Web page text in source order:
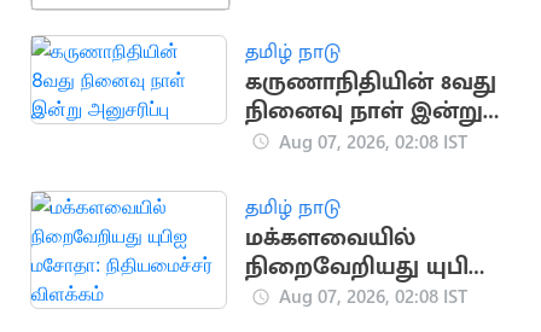
தமிழ் நாடு
கருணாநிதியின் 8வது
நினைவு நாள் இன்று
அனுசரிப்பு
Aug 07, 2026, 02:08 IST
தமிழ் நாடு
மக்களவையில்
நிறைவேறியது யுபிஐ
மசோதா:
Aug 07, 2026, 02:08 IST